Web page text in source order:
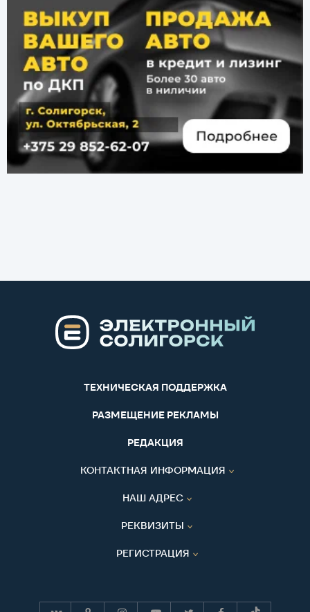
ТЕХНИЧЕСКАЯ ПОДДЕРЖКА
РАЗМЕЩЕНИЕ РЕКЛАМЫ
РЕДАКЦИЯ
КОНТАКТНАЯ ИНФОРМАЦИЯ
НАШ АДРЕС
РЕКВИЗИТЫ
РЕГИСТРАЦИЯ